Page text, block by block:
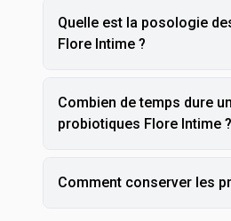
Quelle est la posologie
Flore Intime ?
Combien de temps dure
probiotiques Flore Intime ?
Comment conserver les